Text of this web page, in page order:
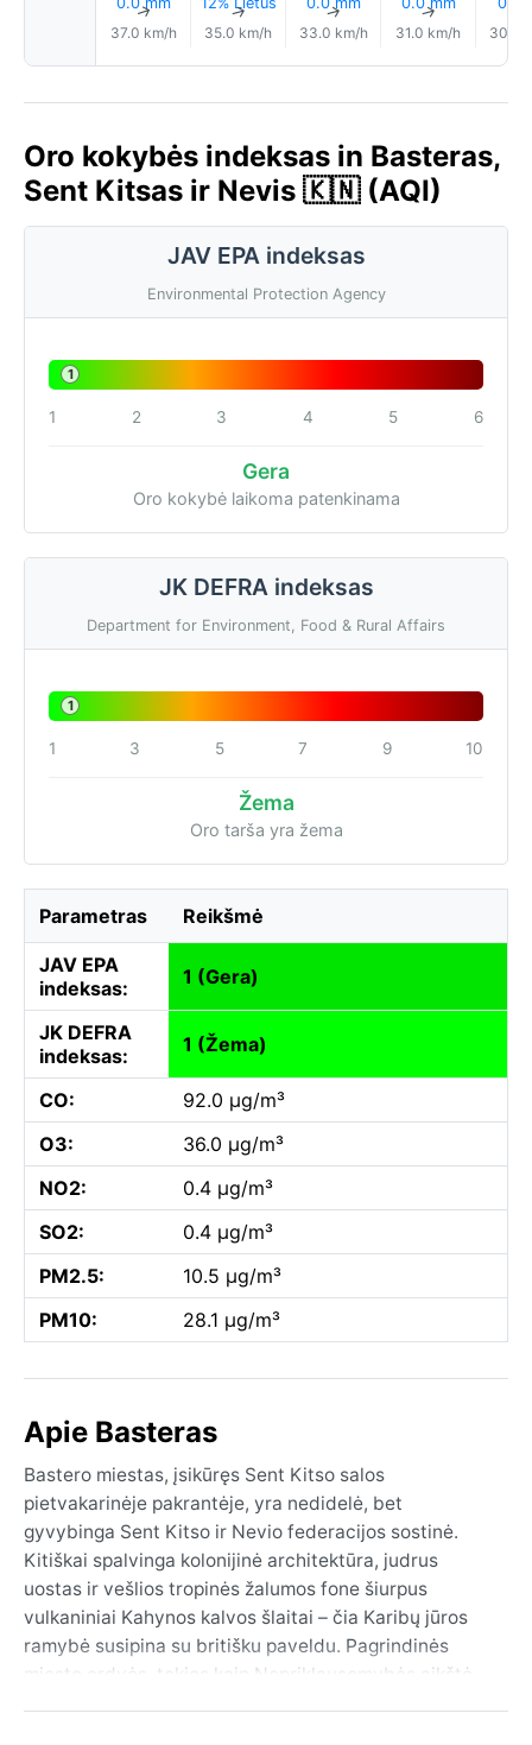
↑
37.0 km/h
↑
35.0 km/h
↑
33.0 km/h
↑
31.0 km/h 30.0
Oro kokybės indeksas in Basteras,
Sent Kitsas ir Nevis 🇰🇳 (AQI)
JAV EPA indeksas
Environmental Protection Agency
1
1 2 3 4 5 6
Gera
Oro kokybė laikoma patenkinama
JK DEFRA indeksas
Department for Environment, Food & Rural Affairs
1
1 3 5 7 9 10
Žema
Oro tarša yra žema
Parametras Reikšmė
JAV EPA
indeksas:
1 (Gera)
JK DEFRA
indeksas:
1 (Žema)
CO:
92.0 µg/m³
O3:
36.0 µg/m³
NO2:
0.4 µg/m³
SO2:
0.4 µg/m³
PM2.5:
10.5 µg/m³
PM10:
28.1 µg/m³
Apie Basteras
Bastero miestas, įsikūręs Sent Kitso salos
pietvakarinėje pakrantėje, yra nedidelė, bet
gyvybinga Sent Kitso ir Nevio federacijos sostinė.
Kitiškai spalvinga kolonijinė architektūra, judrus
uostas ir vešlios tropinės žalumos fone šiurpus
vulkaniniai Kahynos kalvos šlaitai – čia Karibų jūros
ramybė susipina su britišku paveldu. Pagrindinės
miesto erdvės, tokios kaip Nepriklausomybės aikštė